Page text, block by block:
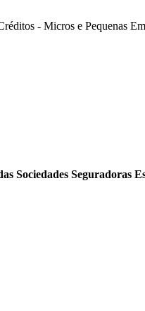
- Micros e Pequenas
Sociedades Seguradoras